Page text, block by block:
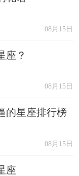
08月15日
座？
08月15日
的星座排行榜
08月15日
座